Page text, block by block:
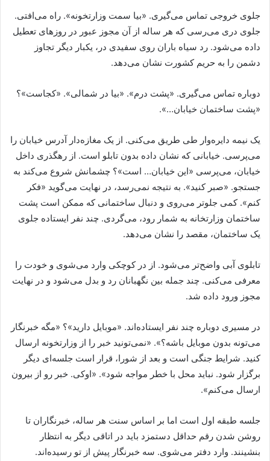
جلوی خروجی تماس می‌گیری. «بیا سمت وزارتخونه». راه می‌افتی.
جلوی دری می‌رسی که هر ساله از آن مجوز عبور در روزهای تعطیل
داده می‌شود. رد سیاه باران روی سفیدی در، یکبار دیگر تجاوز
دشمن را به حریم کشورت نشان می‌دهد.
دوباره تماس می‌گیری. «پشت درم». «بیا در شمالی». «کجاست»؟
«پشت ساختمان خیابان…».
یک نیمه دایره‌وار طی طریق می‌کنی. از یک مغازه‌دار آدرس خیابان را
می‌پرسی. خیابانی که نشان داده بدون تابلو است. از رهگذری داخل
خیابان، می‌پرسی «این خیابان… است»؟ چشمانش شروع می‌کند به
جستجو. «صبر کنید». به نتیجه نمی‌رسد، در نهایت می‌گوید «فکر
کنم». کمی جلوتر می‌روی و دنبال ساختمانی که ممکن است پشت
ساختمان وزارتخانه به شمار رود، می‌گردی. چند نفر ایستاده جلوی
یک ساختمان، مقصد را نشان می‌دهد.
تابلوی آبی واضح‌تر می‌شود. از در کوچکی وارد می‌شوی و خودت را
معرفی می‌کنی. چند جمله بین نگهبانان رد و بدل می‌شود و در نهایت
مجوز ورود داده شد.
در مسیری دوباره چند نفر ایستاده‌اند. «موبایل دارید»؟ «مگه خبرنگار
می‌تونه بدون موبایل باشه؟». «نمی‌تونید خبر را از وزارتخونه ارسال
کنید. شرایط جنگی است و بعد از شورا، قرار است جلسه‌ای دیگر
برگزار شود. نباید محل با خطر مواجه شود». «اوکی. خبر رو از بیرون
ارسال می‌کنم».
جلسه طبقه اول است اما بر اساس سنت هر ساله، خبرنگاران تا
روشن شدن رقم حداقل دستمزد باید در اتاقی دیگر به انتظار
بنشینند. وارد دفتر می‌شوی. سه خبرنگار پیش از تو رسیده‌اند.